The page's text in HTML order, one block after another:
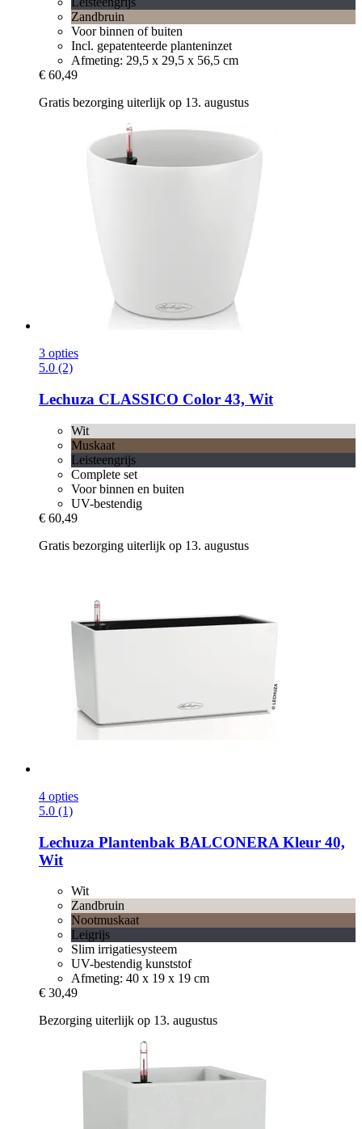
Zandbruin
Voor binnen of buiten
Incl. gepatenteerde planteninzet
Afmeting: 29,5 x 29,5 x 56,5 cm
€ 60,49
Gratis bezorging uiterlijk op 13. augustus
3 opties
5.0 (2)
Lechuza CLASSICO Color 43, Wit
Wit
Muskaat
Leisteengrijs
Complete set
Voor binnen en buiten
UV-bestendig
€ 60,49
Gratis bezorging uiterlijk op 13. augustus
4 opties
5.0 (1)
Lechuza Plantenbak BALCONERA Kleur 40,
Wit
Wit
Zandbruin
Nootmuskaat
Leigrijs
Slim irrigatiesysteem
UV-bestendig kunststof
Afmeting: 40 x 19 x 19 cm
€ 30,49
Bezorging uiterlijk op 13. augustus